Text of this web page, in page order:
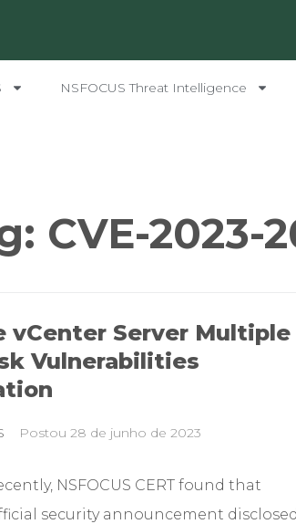
NSFOCUS Threat Intelligence
CVE-2023-
vCenter Server Multiple
Vulnerabilities
Postou 28 de junho de 2023
NSFOCUS CERT found that
security announcement disclosed